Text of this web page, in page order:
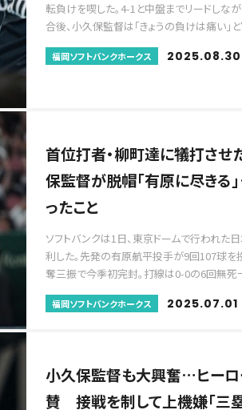
転負けを喫した。4-1と中盤までリードしな
合後、小久保監督は「きょうの負けは痛い」
福岡ソフトバンクホークス 2025.08.30
首位打者・柳町達に犠打さ
保監督が脱帽「有原に尽きる
ったこと
ソフトバンクは1日、東京ドームで行われた
利した。先発の有原航平投手が9回107球を
奪三振で今季初完封。打線は0-0の6回無死
福岡ソフトバンクホークス 2025.07.01
小久保監督も大興奮…ヒー
賛 接戦を制して上機嫌「三